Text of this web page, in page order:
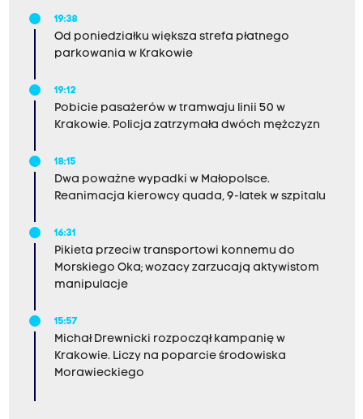
19:38
Od poniedziałku większa strefa płatnego
parkowania w Krakowie
19:12
Pobicie pasażerów w tramwaju linii 50 w
Krakowie. Policja zatrzymała dwóch mężczyzn
18:15
Dwa poważne wypadki w Małopolsce.
Reanimacja kierowcy quada, 9-latek w szpitalu
16:31
Pikieta przeciw transportowi konnemu do
Morskiego Oka; wozacy zarzucają aktywistom
manipulacje
15:57
Michał Drewnicki rozpoczął kampanię w
Krakowie. Liczy na poparcie środowiska
Morawieckiego